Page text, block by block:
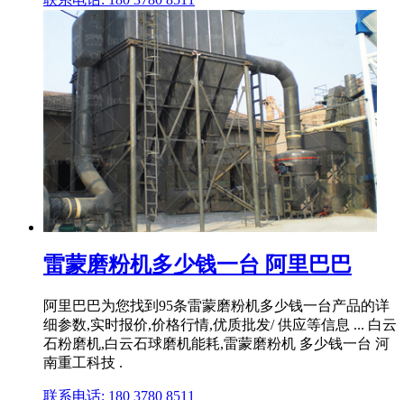
雷蒙磨粉机多少钱一台 阿里巴巴
阿里巴巴为您找到95条雷蒙磨粉机多少钱一台产品的详
细参数,实时报价,价格行情,优质批发/ 供应等信息 ... 白云
石粉磨机,白云石球磨机能耗,雷蒙磨粉机 多少钱一台 河
南重工科技 .
联系电话: 180 3780 8511